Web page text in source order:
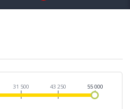
31 500 43 250 55 000